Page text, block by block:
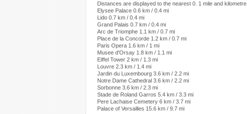
Distances are displayed to the nearest 0. 1 mile and kilometre.
Elysee Palace 0.6 km / 0.4 mi
Lido 0.7 km / 0.4 mi
Grand Palais 0.7 km / 0.4 mi
Arc de Triomphe 1.1 km / 0.7 mi
Place de la Concorde 1.2 km / 0.7 mi
Paris Opera 1.6 km / 1 mi
Musee d'Orsay 1.8 km / 1.1 mi
Eiffel Tower 2 km / 1.3 mi
Louvre 2.3 km / 1.4 mi
Jardin du Luxembourg 3.6 km / 2.2 mi
Notre Dame Cathedral 3.6 km / 2.2 mi
Sorbonne 3.6 km / 2.3 mi
Stade de Roland Garros 5.4 km / 3.3 mi
Pere Lachaise Cemetery 6 km / 3.7 mi
Palace of Versailles 15.6 km / 9.7 mi